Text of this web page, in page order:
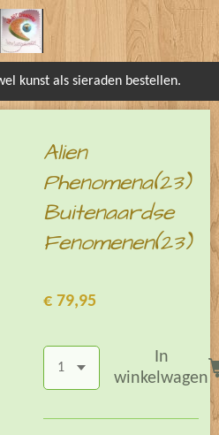
kunst als sieraden bestellen.
Alien
Phenomena(23)
Buitenaardse
Fenomenen(23)
€ 79,95
In
winkelwagen